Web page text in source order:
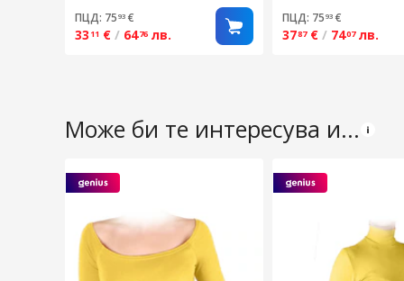
ПЦД: 75 93 €
33 11 € / 6476 лв.
ПЦД: 75 93 €
3787 € / 7407 лв.
Може би те интересува и...